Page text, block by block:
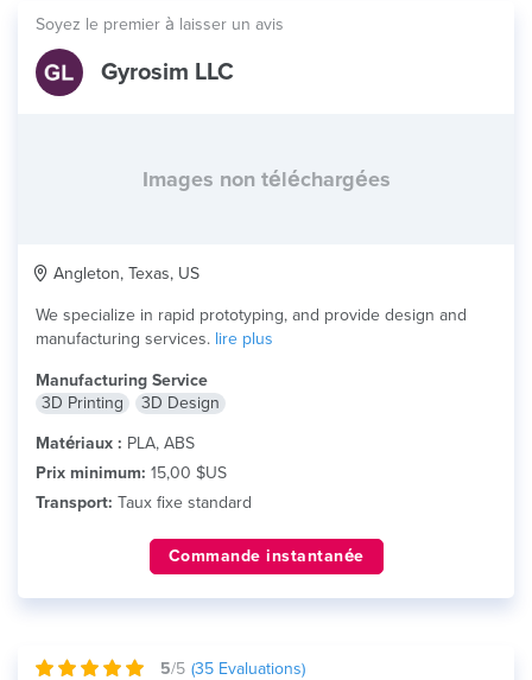
Soyez le premier à laisser un avis
Gyrosim LLC
Images non téléchargées
Angleton, Texas, US
We specialize in rapid prototyping, and provide design and
manufacturing services. lire plus
Manufacturing Service
3D Printing
3D Design
Matériaux : PLA, ABS
Prix minimum: 15,00 $US
Transport: Taux fixe standard
Commande instantanée
5/5 (35 Evaluations)